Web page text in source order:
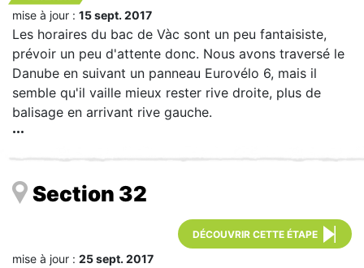
mise à jour : 15 sept. 2017
Les horaires du bac de Vàc sont un peu fantaisiste,
prévoir un peu d'attente donc. Nous avons traversé le
Danube en suivant un panneau Eurovélo 6, mais il
semble qu'il vaille mieux rester rive droite, plus de
balisage en arrivant rive gauche.
Section 32
DÉCOUVRIR CETTE ÉTAPE
mise à jour : 25 sept. 2017